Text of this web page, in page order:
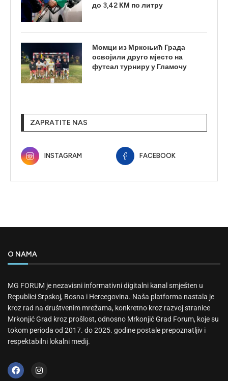
до 3,42 КМ по литру
Момци из Мркоњић Града
освојили друго мјесто на
футсал турниру у Гламочу
ZAPRATITE NAS
INSTAGRAM FACEBOOK
O NAMA
MG FORUM je nezavisni informativni digitalni kanal smješten u
Republici Srpskoj, Bosna i Hercegovina. Naša platforma nastala je
kroz rad na društvenim mrežama, konkretno kroz razvoj stranice
Mrkonjić Grad kroz prošlost, odnosno Mrkonjić Grad Forum, koje su
tokom perioda od 2017. do 2025. godine postale prepoznatljiv i
respektabilni lokalni medij.